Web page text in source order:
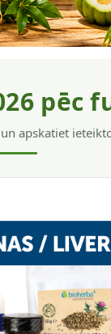
pēc
apskatiet